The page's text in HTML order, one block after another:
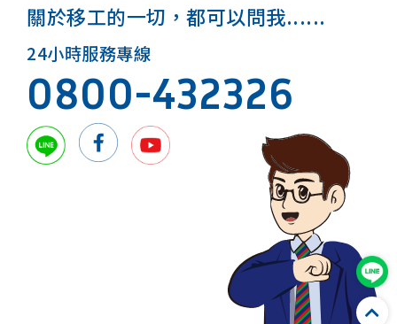
關於移工的一切，都可以問我......
24小時服務專線
0800-432326